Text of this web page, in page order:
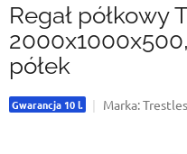
Regał półkowy
półek
Gwarancja 10 l. Marka:Trestles